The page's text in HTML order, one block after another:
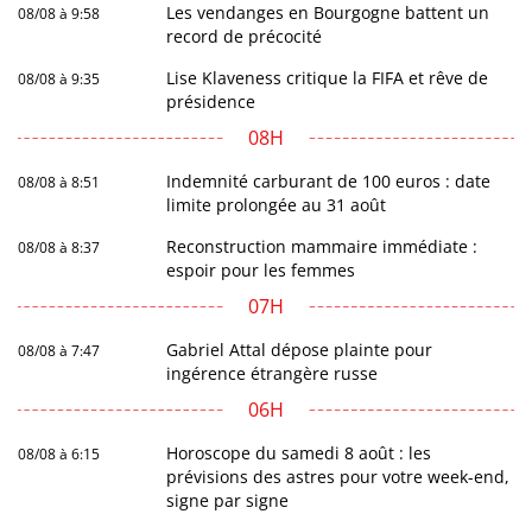
08/08 à 9:58
Les vendanges en Bourgogne battent un
record de précocité
08/08 à 9:35
Lise Klaveness critique la FIFA et rêve de
présidence
08H
08/08 à 8:51
Indemnité carburant de 100 euros : date
limite prolongée au 31 août
08/08 à 8:37
Reconstruction mammaire immédiate :
espoir pour les femmes
07H
08/08 à 7:47
Gabriel Attal dépose plainte pour
ingérence étrangère russe
06H
08/08 à 6:15
Horoscope du samedi 8 août : les
prévisions des astres pour votre week-end,
signe par signe